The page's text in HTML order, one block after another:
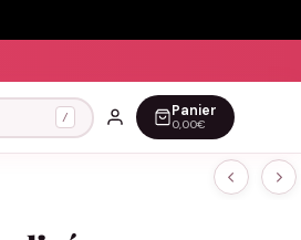
/ Panier
0,00€